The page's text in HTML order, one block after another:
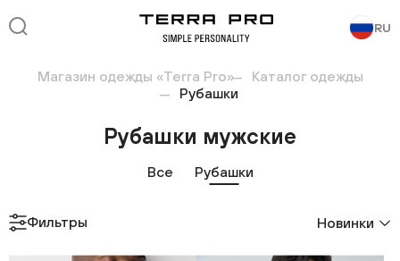
RU
Магазин одежды «Terra Pro»
Каталог одежды
Рубашки
Рубашки мужские
Все Рубашки
Фильтры Новинки